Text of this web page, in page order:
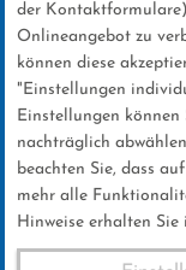
Direkt
zum
Inhalt
News
der
Onlineangebot zu
können diese
"Einstellungen
Einstellungen können
nachträglich
beachten Sie, dass
mehr alle
Hinweise erhalten